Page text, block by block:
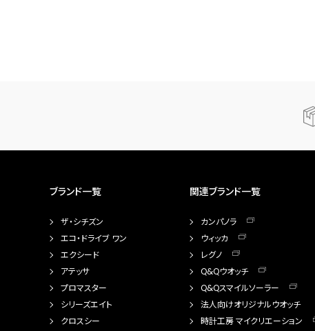
ブランド一覧
ザ・シチズン
エコ・ドライブ ワン
エクシード
アテッサ
プロマスター
シリーズエイト
クロスシー
関連ブランド一覧
カンパノラ
ウィッカ
レグノ
Q&Qウオッチ
Q&Qスマイルソーラー
法人向けオリジナルウオッチ
時計工房 マイクリエーション